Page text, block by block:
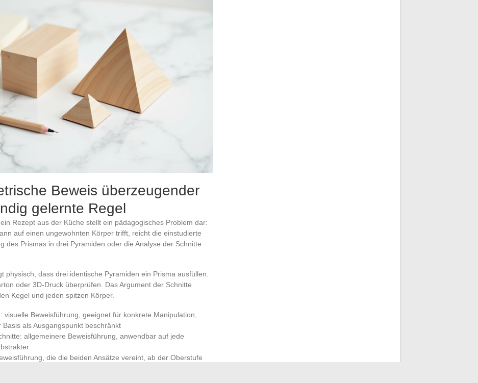
Beweis überzeugender
gelernte Regel
Rezept aus der Küche stellt ein pädagogisches Problem dar:
auf einen ungewohnten Körper trifft, reicht die einstudierte
des Prismas in drei Pyramiden oder die Analyse der Schnitte
physisch, dass drei identische Pyramiden ein Prisma ausfüllen.
oder 3D-Druck überprüfen. Das Argument der Schnitte
Kegel und jeden spitzen Körper.
visuelle Beweisführung, geeignet für konkrete Manipulation,
als Ausgangspunkt beschränkt
allgemeinere Beweisführung, anwendbar auf jede
die die beiden Ansätze vereint, ab der Oberstufe